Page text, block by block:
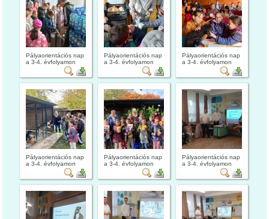
Pályaorientációs nap
a 3-4. évfolyamon
Pályaorientációs nap
a 3-4. évfolyamon
Pályaorientációs nap
a 3-4. évfolyamon
Pályaorientációs nap
a 3-4. évfolyamon
Pályaorientációs nap
a 3-4. évfolyamon
Pályaorientációs nap
a 3-4. évfolyamon